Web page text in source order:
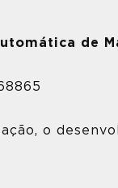
de
o